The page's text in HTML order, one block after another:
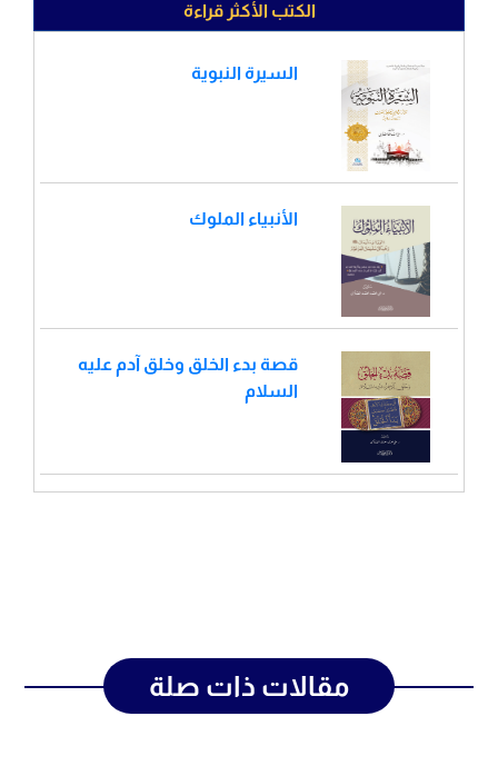
الكتب الأكثر قراءة
السيرة النبوية
الأنبياء الملوك
قصة بدء الخلق وخلق آدم عليه
السلام
مقالات ذات صلة